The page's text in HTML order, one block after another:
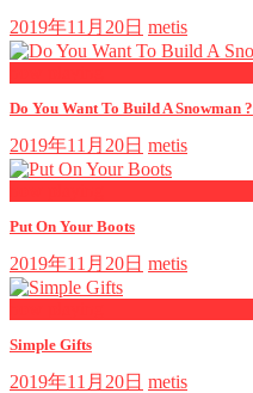
2019年11月20日 metis
Do You Want To Build A Snowman ?
2019年11月20日 metis
Put On Your Boots
2019年11月20日 metis
Simple Gifts
2019年11月20日 metis